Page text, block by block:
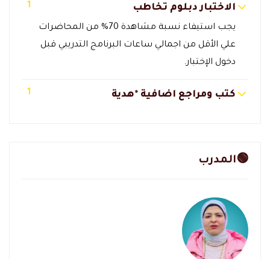
الاختبار دبلوم تخاطب
يجب استيفاء نسبة مشاهدة 70% من المحاضرات
علي الأقل من اجمالي ساعات البرنامج التدريبي قبل
دخول الإختبار.
1
كتب ومراجع اضافية *هدية 1
🟢المدرب